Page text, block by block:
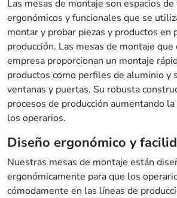
Las mesas de montaje son espacios
ergonómicos y funcionales que se
montar y probar piezas y productos en
producción. Las mesas de montaje
empresa proporcionan un montaje
productos como perfiles de aluminio y
ventanas y puertas. Su robusta
procesos de producción aumentando
los operarios.
Diseño ergonómico y
Nuestras mesas de montaje están
ergonómicamente para que los
cómodamente en las líneas de